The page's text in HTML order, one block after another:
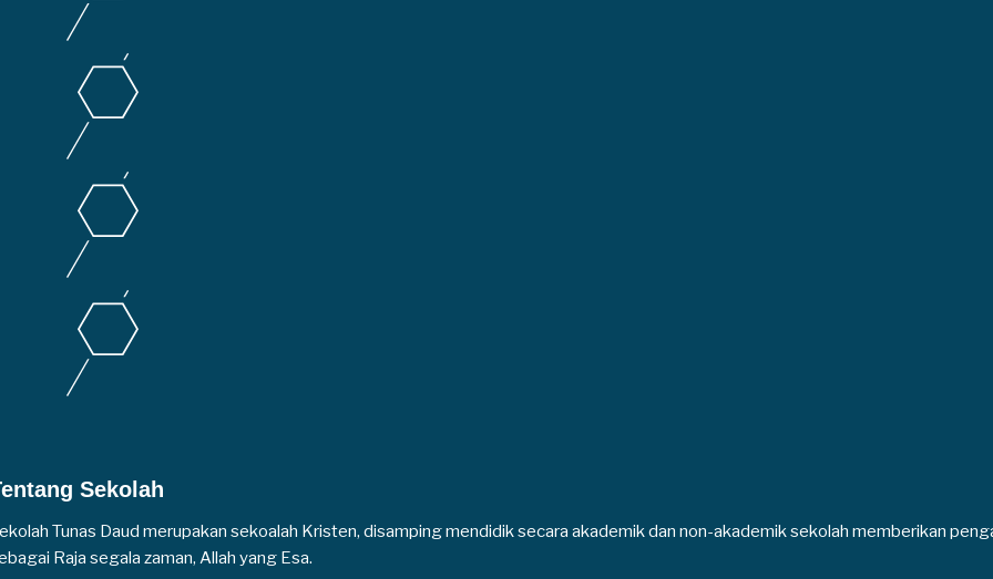
Sekolah
Tunas Daud merupakan sekoalah Kristen, disamping mendidik secara akademik dan non-akademik sekolah memberikan
Raja segala zaman, Allah yang Esa.